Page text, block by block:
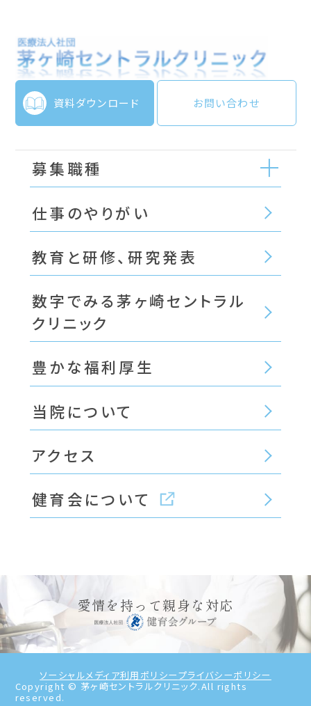
資料ダウンロード お問い合わせ
募集職種
仕事のやりがい
教育と研修、研究発表
数字でみる茅ヶ崎セントラル
クリニック
豊かな福利厚生
当院について
アクセス
健育会について
愛情を持って親身な対応
ソーシャルメディア利用ポリシープライバシーポリシー
Copyright © 茅ヶ崎セントラルクリニック.All rights
reserved.